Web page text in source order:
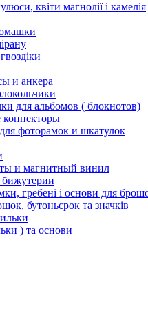
квіти магнолії і камелія
и анкера
для альбомов ( блокнотов)
коннекторы
фоторамок и шкатулок
и магнитный винил
гребені і основи для
бутоньєрок та значків
) та основи